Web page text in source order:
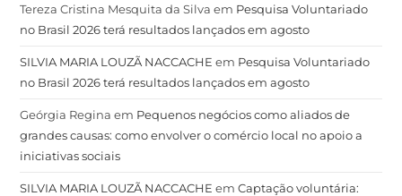
Tereza Cristina Mesquita da Silva em Pesquisa Voluntariado
no Brasil 2026 terá resultados lançados em agosto
SILVIA MARIA LOUZÃ NACCACHE em Pesquisa Voluntariado
no Brasil 2026 terá resultados lançados em agosto
Geórgia Regina em Pequenos negócios como aliados de
grandes causas: como envolver o comércio local no apoio a
iniciativas sociais
SILVIA MARIA LOUZÃ NACCACHE emCaptação voluntária: